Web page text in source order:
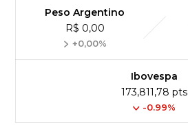
Peso Argentino
R$ 0,00
+0,00%
Ibovespa
173,811,78 pts
-0.99%